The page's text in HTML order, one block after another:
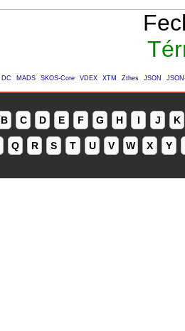
DC MADS SKOS-Core VDEX XTM Zthes JSON
B C D E F G H I J K
Q R S T U V W X Y